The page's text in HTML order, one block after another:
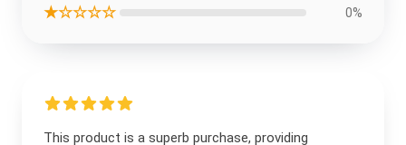
★☆☆☆☆ 0%
This product is a superb purchase, providing